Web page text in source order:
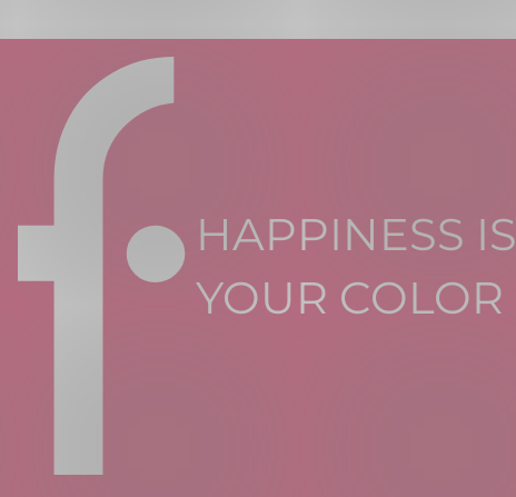
HAPPINESS IS
YOUR COLOR